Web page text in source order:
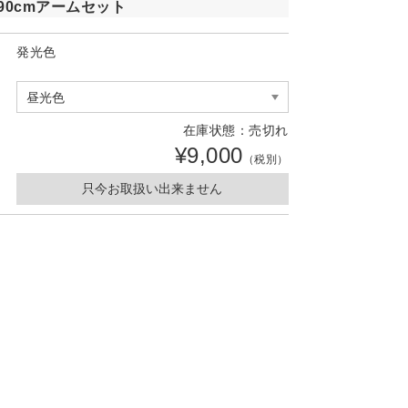
アームセット
発光色
在庫状態：売切れ
¥9,000 （税別）
只今お取扱い出来ません